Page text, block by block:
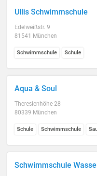
Ullis Schwimmschule
Edelweißstr. 9
81541 München
Schwimmschule Schule
Aqua & Soul
Theresienhöhe 28
80339 München
Schule Schwimmschule
Schwimmschule